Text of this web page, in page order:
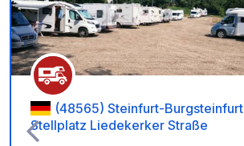
(48565) Steinfurt-Burgsteinfurt |
Stellplatz Liedekerker Straße